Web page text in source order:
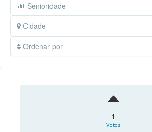
Senioridade
Cidade
Ordenar por
1
Votos